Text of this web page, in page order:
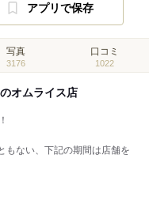
アプリで保存
写真
3176
口コミ
1022
オムライス店
もない、下記の期間は店舗を